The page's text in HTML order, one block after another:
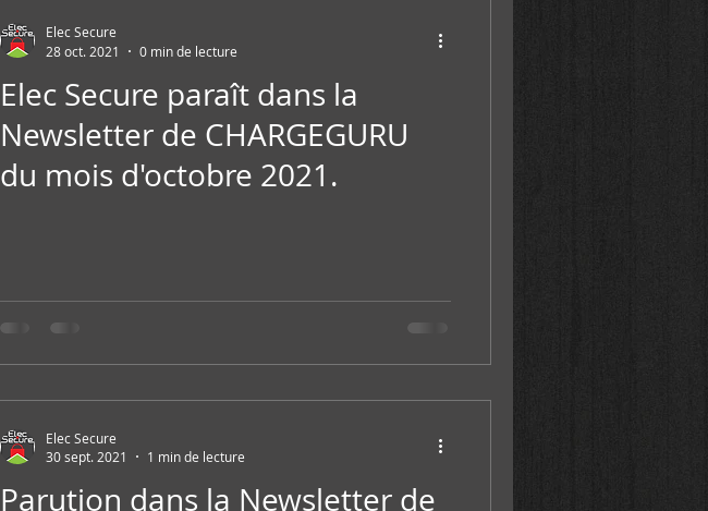
Elec Secure paraît dans la
Newsletter de CHARGEGURU
du mois d'octobre 2021.
Elec Secure
28 oct. 2021
0 min de lecture
Parution dans la Newsletter de
Elec Secure
30 sept. 2021
1 min de lecture